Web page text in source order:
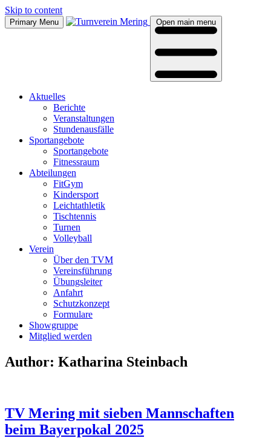
Skip to content
Primary Menu Open main menu
Aktu­el­les
Berich­te
Ver­an­stal­tun­gen
Stun­den­aus­fäl­le
Sport­an­ge­bo­te
Sport­an­ge­bo­te
Fit­ness­raum
Abtei­lun­gen
Fit­Gym
Kin­der­sport
Leicht­ath­le­tik
Tisch­ten­nis
Tur­nen
Vol­ley­ball
Ver­ein
Über den TVM
Ver­eins­füh­rung
Übungs­lei­ter
Anfahrt
Schutz­kon­zept
For­mu­la­re
Show­grup­pe
Mit­glied wer­den
Author: Katharina Steinbach
TV Mering mit sie­ben Mann­schaf­ten
beim Bay­er­po­kal 2025